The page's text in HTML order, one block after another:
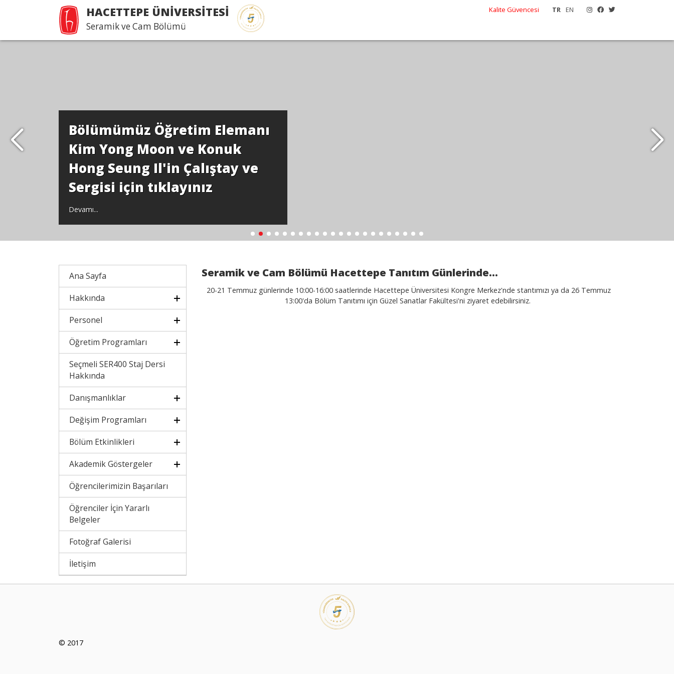
HACETTEPE ÜNİVERSİTESİ
Seramik ve Cam Bölümü
TR EN
Kalite Güvencesi
Bölümümüz Öğretim Elemanı
Kim Yong Moon ve Konuk
Hong Seung Il'in Çalıştay ve
Sergisi için tıklayınız
Devamı...
Ana Sayfa
Hakkında
Personel
Öğretim Programları
Seçmeli SER400 Staj Dersi
Hakkında
Danışmanlıklar
Değişim Programları
Bölüm Etkinlikleri
Akademik Göstergeler
Öğrencilerimizin Başarıları
Öğrenciler İçin Yararlı
Belgeler
Fotoğraf Galerisi
İletişim
Seramik ve Cam Bölümü Hacettepe Tanıtım Günlerinde...
20-21 Temmuz günlerinde 10:00-16:00 saatlerinde Hacettepe Üniversitesi Kongre Merkez'nde stantımızı ya da 26 Temmuz
13:00'da Bölüm Tanıtımı için Güzel Sanatlar Fakültesi'ni ziyaret edebilirsiniz.
© 2017